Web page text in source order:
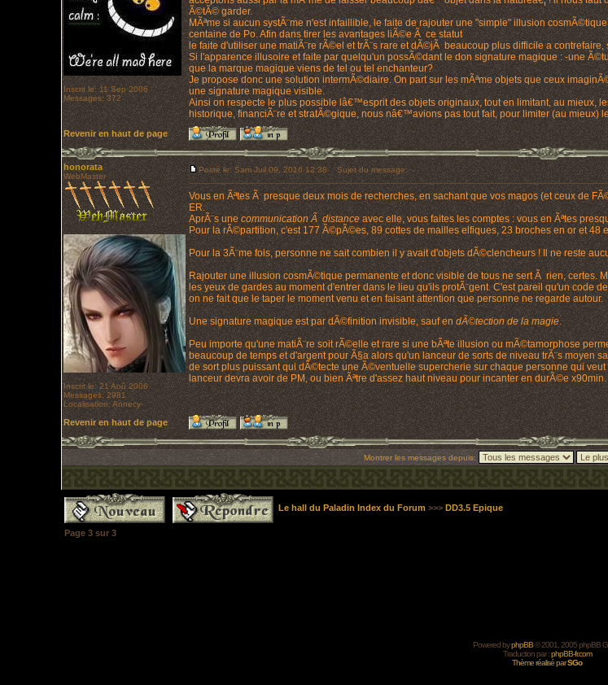
Inscrit le: 11 Sep 2006
Messages: 372
Ã©tÃ© garder.
MÃªme si aucun systÃ¨me n'est infaillible, le faite de rajouter une "simple" illusion
centaine de Po. Afin dans tirer les avantages liÃ©e Ã ce statut
le faite d'utiliser une matiÃ¨re rÃ©el et trÃ¨s rare et dÃ©jÃ beaucoup plus difficile a
Si l'apparence illusoire et faite par quelqu'un possÃ©dant le don signature magique : -une
que la marque magique viens de tel ou tel enchanteur?
Je propose donc une solution intermÃ©diaire. On part sur les mÃªme objets que ceux
une signature magique visible.
Ainsi on respecte le plus possible lâ€™esprit des objets originaux, tout en limitant, au mieux,
historique, financiÃ¨re et stratÃ©gique, nous nâ€™avions pas tout fait, pour limiter (au mieux)
Revenir en haut de page
honorata
WebMaster
Inscrit le: 21 Aoû 2006
Messages: 2981
Localisation: Annecy
Posté le: Sam Juil 09, 2016 12:38 Sujet du message:
Vous en Ãªtes Ã presque deux mois de recherches, en sachant que vos magos (et ceux de
ER.
AprÃ¨s unecommunication Ã distanceavec elle, vous faites les comptes : vous en Ãªtes
Pour la rÃ©partition, c'est 177 Ã©pÃ©es, 89 cottes de mailles elfiques, 23 broches en or et 48
Pour la 3Ã¨me fois, personne ne sait combien il y avait d'objets dÃ©clencheurs ! Il ne reste
Rajouter une illusion cosmÃ©tique permanente et donc visible de tous ne sert Ã rien,
les yeux de gardes au moment d'entrer dans le lieu qu'ils protÃ¨gent. C'est pareil qu'un code
on ne fait que le taper le moment venu et en faisant attention que personne ne regarde autour.
Une signature magique est par dÃ©finition invisible, sauf endÃ©tection de la magie.
Peu importe qu'une matiÃ¨re soit rÃ©elle et rare si une bÃªte illusion ou mÃ©tamorphose
beaucoup de temps et d'argent pour Ã§a alors qu'un lanceur de sorts de niveau trÃ¨s
de sort plus puissant qui dÃ©tecte une Ã©ventuelle supercherie sur chaque personne qui
lanceur devra avoir de PM, ou bien Ãªtre d'assez haut niveau pour incanter en durÃ©e x90min.
Revenir en haut de page
Montrer les messages depuis:
Le hall du Paladin Index du Forum >>> DD3.5 Epique
Page 3sur 3
Powered byphpBB© 2001, 2005 phpBB
Traduction par :phpBB-fr.com
Thème réalisé parSGo